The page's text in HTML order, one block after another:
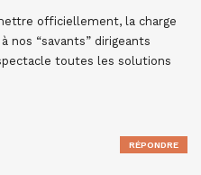
officiellement, la charge
nos “savants” dirigeants
toutes les solutions
RÉPONDRE